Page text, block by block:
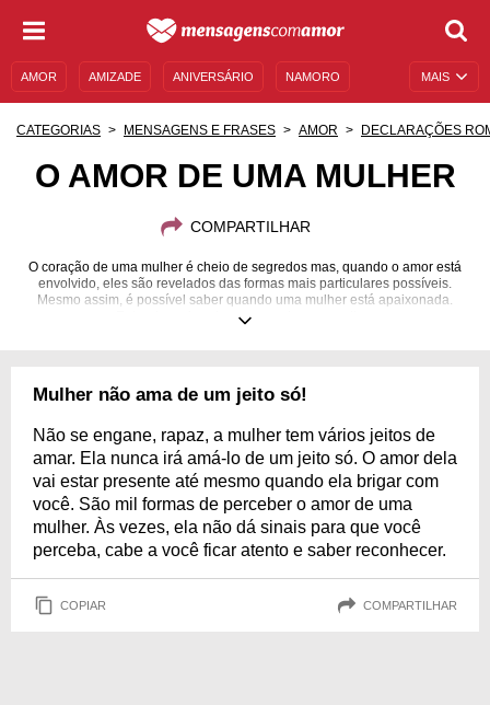
MAIS
AMOR AMIZADE ANIVERSÁRIO NAMORO
CATEGORIAS MENSAGENS E FRASES AMOR DECLARAÇÕES
O AMOR DE UMA MULHER
COMPARTILHAR
O coração de uma mulher é cheio de segredos mas, quando o amor está
envolvido, eles são revelados das formas mais particulares possíveis.
Mesmo assim, é possível saber quando uma mulher está apaixonada.
Entenda mais sobre o amor de uma mulher.
Mulher não ama de um jeito só!
Não se engane, rapaz, a mulher tem vários jeitos de
amar. Ela nunca irá amá-lo de um jeito só. O amor dela
vai estar presente até mesmo quando ela brigar com
você. São mil formas de perceber o amor de uma
mulher. Às vezes, ela não dá sinais para que você
perceba, cabe a você ficar atento e saber reconhecer.
COPIAR COMPARTILHAR